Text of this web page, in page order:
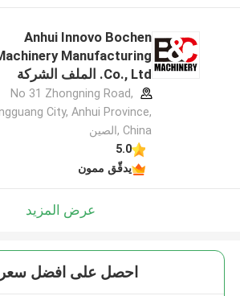
Anhui Innovo Bochen
Manufacturing
Co., Ltd. الملف الشركة
المصنعة
No 31 Zhongning Road,
City, Anhui Province,
China ,الصين
5.0
يدقّق ممون
عرض المزيد
احصل على افضل